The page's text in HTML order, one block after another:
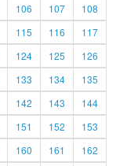
106 107
108
115 116
117
124 125
126
133 134
135
142 143
144
151 152
153
160 161
162